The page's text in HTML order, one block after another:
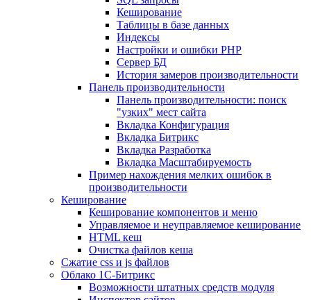
Кеширование
Таблицы в базе данных
Индексы
Настройки и ошибки PHP
Сервер БД
История замеров производительности
Панель производительности
Панель производительности: поиск
"узких" мест сайта
Вкладка Конфигурация
Вкладка Битрикс
Вкладка Разработка
Вкладка Масштабируемость
Пример нахождения мелких ошибок в
производительности
Кеширование
Кеширование компонентов и меню
Управляемое и неуправляемое кеширование
HTML кеш
Очистка файлов кеша
Сжатие css и js файлов
Облако 1С-Битрикс
Возможности штатных средств модуля